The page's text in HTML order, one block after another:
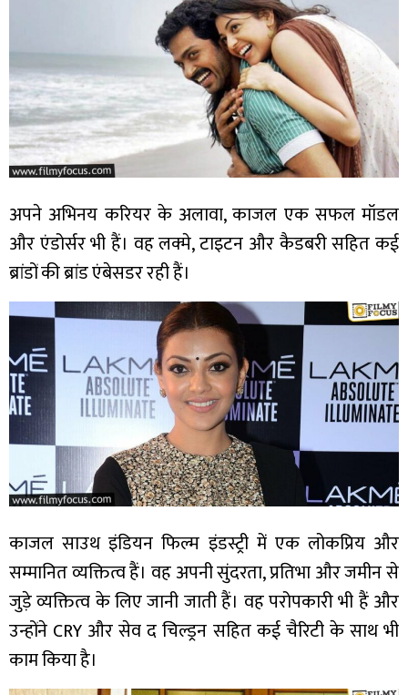
अपने अभिनय करियर के अलावा, काजल एक सफल मॉडल
और एंडोर्सर भी हैं। वह लक्मे, टाइटन और कैडबरी सहित कई
ब्रांडों की ब्रांड एंबेसडर रही हैं।
काजल साउथ इंडियन फिल्म इंडस्ट्री में एक लोकप्रिय और
सम्मानित व्यक्तित्व हैं। वह अपनी सुंदरता, प्रतिभा और जमीन से
जुड़े व्यक्तित्व के लिए जानी जाती हैं। वह परोपकारी भी हैं और
उन्होंने CRY और सेव द चिल्ड्रन सहित कई चैरिटी के साथ भी
काम किया है।